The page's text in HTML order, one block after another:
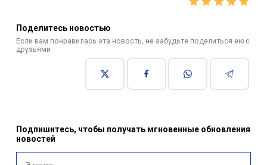
Поделитесь новостью
Если вам понравилась эта новость, не забудьте поделиться ею с
друзьями
Подпишитесь, чтобы получать мгновенные обновления
новостей